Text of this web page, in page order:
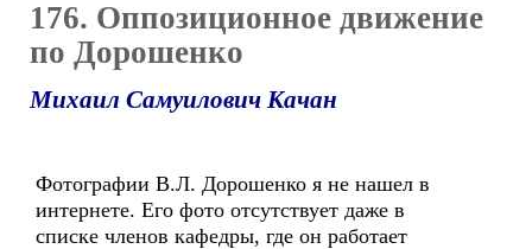
176. Оппозиционное движение
по Дорошенко
Михаил Самуилович Качан
Фотографии В.Л. Дорошенко я не нашел в
интернете. Его фото отсутствует даже в
списке членов кафедры, где он работает